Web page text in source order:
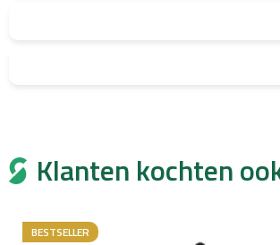
Klanten kochten
BESTSELLER